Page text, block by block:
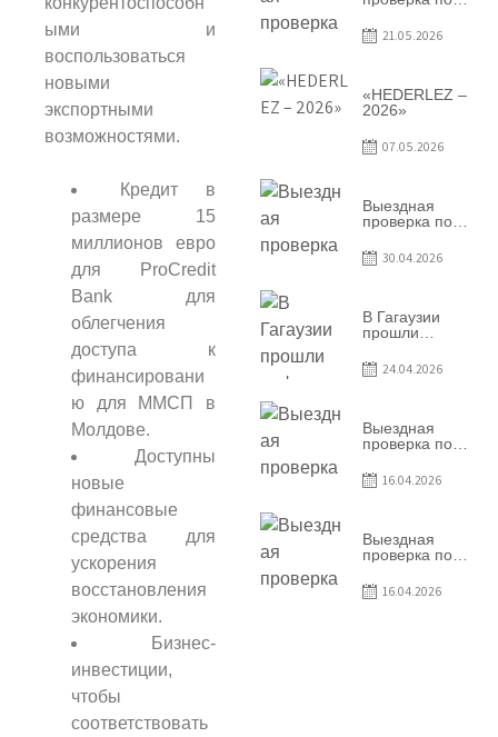
ыми и
воспользоваться
новыми
экспортными
возможностями.
Кредит в
размере 15
миллионов евро
для ProCredit
Bank для
облегчения
доступа к
финансировани
ю для ММСП в
Молдове.
Доступны
новые
финансовые
средства для
ускорения
восстановления
экономики.
Бизнес-
инвестиции,
чтобы
соответствовать
соблюдения
условий
грантов
предприятия
Baurlukhouse
21.05.2026
«HEDERLEZ –
2026»
07.05.2026
Выездная
проверка по
соблюдения
условий
грантов
предприятия
SRL Grand Nic
Oil Company
30.04.2026
В Гагаузии
прошли
сессии по
грантовой
24.04.2026
Выездная
проверка по
соблюдения
условий
грантов
предприятия
SRL Patiseria
Familiei
16.04.2026
Выездная
проверка по
соблюдения
условий
16.04.2026